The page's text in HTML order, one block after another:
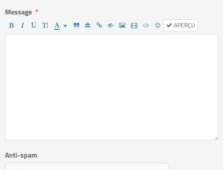
Message
APERÇU
Anti-spam